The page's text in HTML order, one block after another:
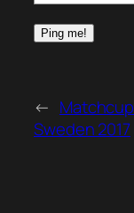
← Matchcup
Sweden 2017